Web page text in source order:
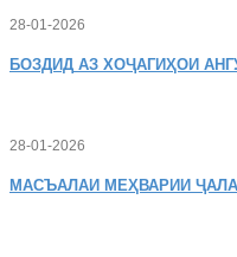
28-01-2026
БОЗДИД АЗ ХОҶАГИҲОИ
28-01-2026
МАСЪАЛАИ МЕҲВАРИИ